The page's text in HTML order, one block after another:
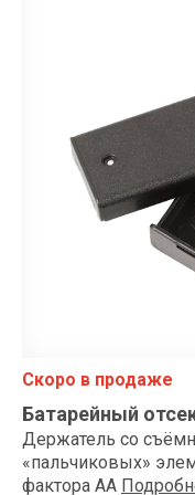
Скоро в продаже
Батарейный
Держатель со
«пальчиковых»
фактора AA